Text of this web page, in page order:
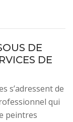
DE
DE
s’adressent de
qui
peintres